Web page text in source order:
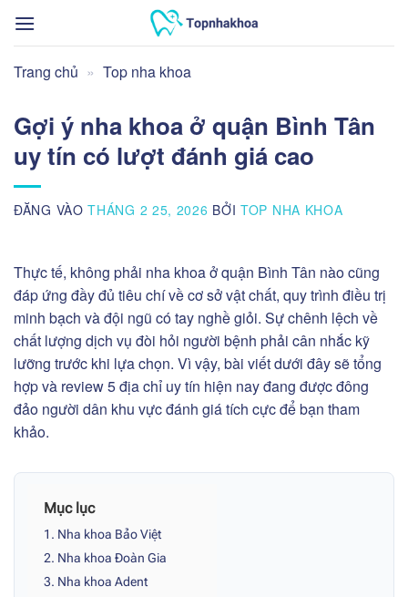
qua
dung
Trang chủ » Top nha khoa
Gợi ý nha khoa ở quận Bình Tân
uy tín có lượt đánh giá cao
ĐĂNG VÀOTHÁNG 2 25, 2026 BỞITOP NHA KHOA
Thực tế, không phải nha khoa ở quận Bình Tân nào cũng
đáp ứng đầy đủ tiêu chí về cơ sở vật chất, quy trình điều trị
minh bạch và đội ngũ có tay nghề giỏi. Sự chênh lệch về
chất lượng dịch vụ đòi hỏi người bệnh phải cân nhắc kỹ
lưỡng trước khi lựa chọn. Vì vậy, bài viết dưới đây sẽ tổng
hợp và review 5 địa chỉ uy tín hiện nay đang được đông
đảo người dân khu vực đánh giá tích cực để bạn tham
khảo.
Mục lục
1. Nha khoa Bảo Việt
2. Nha khoa Đoàn Gia
3. Nha khoa Adent